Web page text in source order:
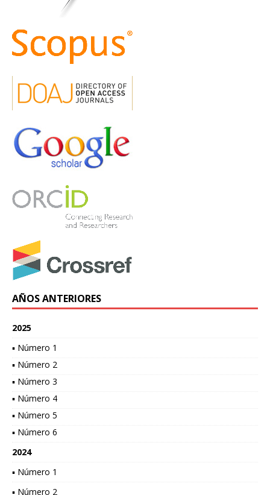
AÑOS ANTERIORES
2025
▪ Número 1
▪ Número 2
▪ Número 3
▪ Número 4
▪ Número 5
▪ Número 6
2024
▪ Número 1
▪ Número 2